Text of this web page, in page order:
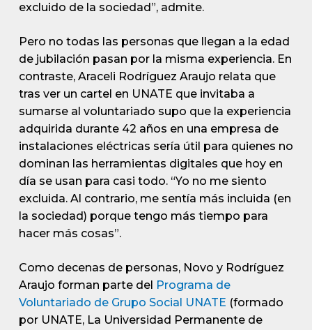
excluido de la sociedad”, admite.
Pero no todas las personas que llegan a la edad
de jubilación pasan por la misma experiencia. En
contraste, Araceli Rodríguez Araujo relata que
tras ver un cartel en UNATE que invitaba a
sumarse al voluntariado supo que la experiencia
adquirida durante 42 años en una empresa de
instalaciones eléctricas sería útil para quienes no
dominan las herramientas digitales que hoy en
día se usan para casi todo. “Yo no me siento
excluida. Al contrario, me sentía más incluida (en
la sociedad) porque tengo más tiempo para
hacer más cosas”.
Como decenas de personas, Novo y Rodríguez
Araujo forman parte del Programa de
Voluntariado de Grupo Social UNATE (formado
por UNATE, La Universidad Permanente de